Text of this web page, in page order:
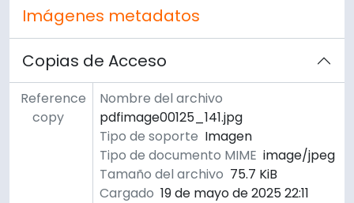
Imágenes metadatos
Copias de Acceso
Reference
copy
Nombre del archivo
pdfimage00125_141.jpg
Tipo de soporte Imagen
Tipo de documento MIME image/jpeg
Tamaño del archivo 75.7 KiB
Cargado 19 de mayo de 2025 22:11